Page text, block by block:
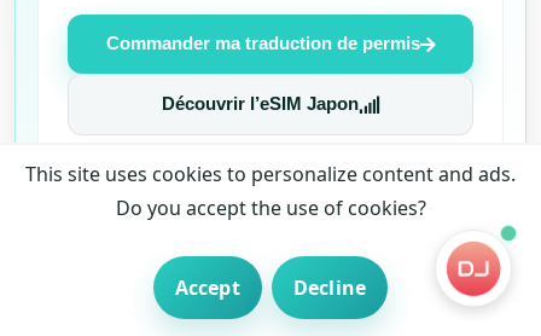
This site uses cookies to personalize content and ads.
Do you accept the use of cookies?
Accept Decline
Commander ma traduction de permis
Découvrir l’eSIM Japon
Découvrez Votre Guide